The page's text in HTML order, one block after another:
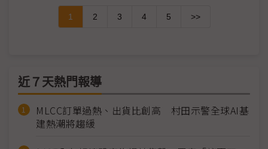
1 2 3 4 5 >>
近７天熱門報導
MLCC訂單過熱、出貨比創高 村田示警全球AI基
建熱潮將趨緩